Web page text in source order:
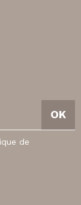
OK
de